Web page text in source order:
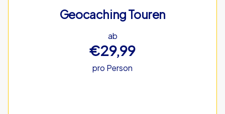
Geocaching Touren
ab
€29,99
pro Person